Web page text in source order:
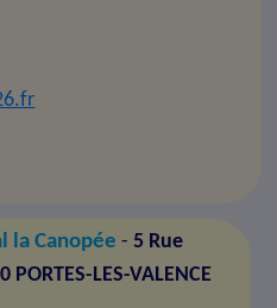
la Canopée - 5 Rue
LES-VALENCE